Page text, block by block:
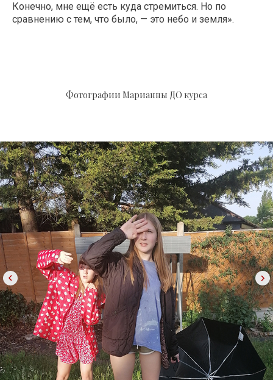
Конечно, мне ещё есть куда стремиться. Но по
сравнению с тем, что было, — это небо и земля».
Фотографии Марианны ДО курса